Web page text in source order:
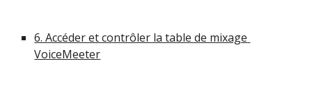
6. Accéder et contrôler la table de mixage
VoiceMeeter